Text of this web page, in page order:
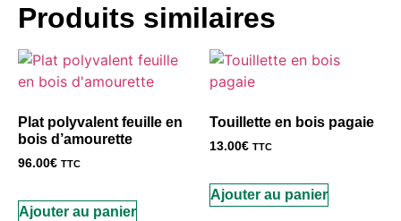
Produits similaires
Plat polyvalent feuille en
bois d’amourette
96.00€ TTC
Ajouter au panier
Touillette en bois pagaie
13.00€ TTC
Ajouter au panier